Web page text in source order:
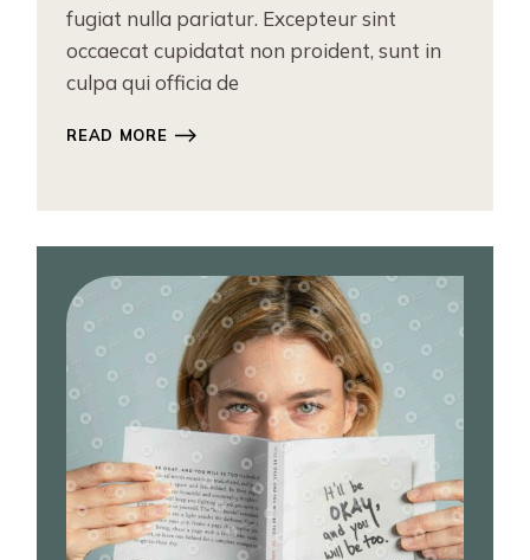
fugiat nulla pariatur. Excepteur sint
occaecat cupidatat non proident, sunt in
culpa qui officia de
READ MORE